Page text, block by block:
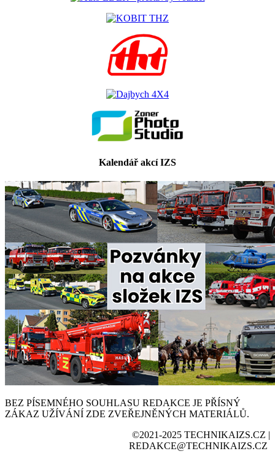
Kalendář akcí IZS
BEZ PÍSEMNÉHO SOUHLASU REDAKCE JE PŘÍSNÝ
ZÁKAZ UŽÍVÁNÍ ZDE ZVEŘEJNĚNÝCH MATERIÁLŮ.
©2021-2025 TECHNIKAIZS.CZ |
REDAKCE@TECHNIKAIZS.CZ